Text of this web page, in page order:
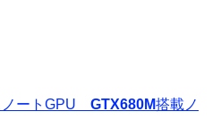
ノートGPU GTX680M搭載ノ